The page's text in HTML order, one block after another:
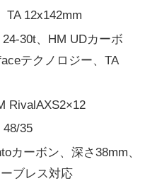
TA 12x142mm
30t、HM UDカーボ
テクノロジー、TA
RivalAXS2×12
48/35
カーボン、深さ38mm、
ブレス対応